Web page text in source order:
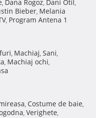
, Dana Rogoz, Dani Otil,
Bieber, Melania
, Program Antena 1
, Machiaj, Sani,
, Machiaj ochi,
, Costume de baie,
, Verighete,